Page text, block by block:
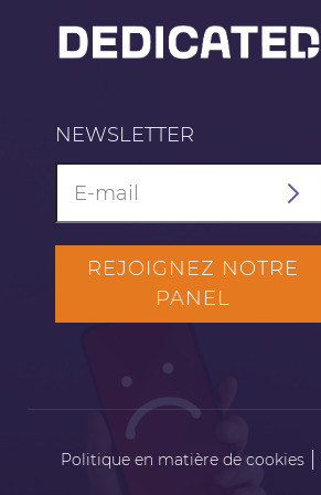
NEWSLETTER
REJOIGNEZ NOTRE
PANEL
Politique en matière de cookies